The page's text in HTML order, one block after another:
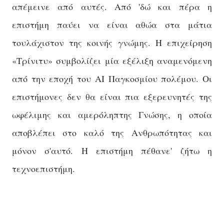
απέμεινε από αυτές. Από 'δώ και πέρα η
επιστήμη παύει να είναι αθώα στα μάτια
τουλάχιστον της κοινής γνώμης. Η επιχείρηση
«Τρίνιτυ» συμβολίζει μία εξέλιξη αναμενόμενη
από την εποχή του ΑΙ Παγκοσμίου πολέμου. Οι
επιστήμονες δεν θα είναι πια εξερευνητές της
ωφέλιμης και αμερόληπτης Γνώσης, η οποία
αποβλέπει στο καλό της Ανθρωπότητας και
μόνον σ'αυτό. Η επιστήμη πέθανε' ζήτω η
τεχνοεπιστήμη.